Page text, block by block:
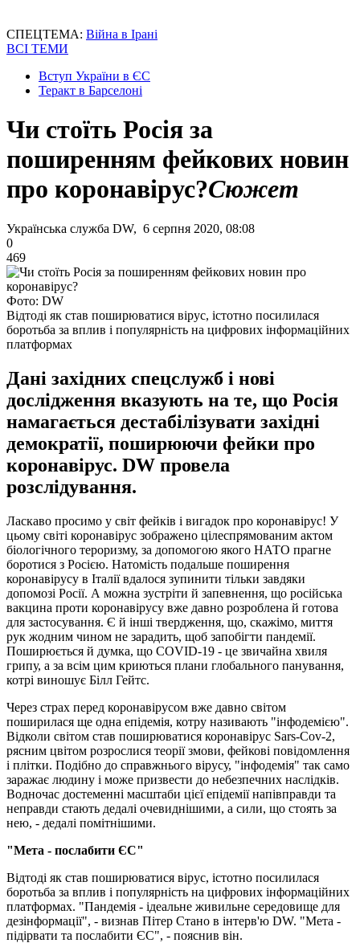
СПЕЦТЕМА: Війна в Ірані
ВСІ ТЕМИ
Вступ України в ЄС
Теракт в Барселоні
Чи стоїть Росія за
поширенням фейкових новин
про коронавірус?Сюжет
Українська служба DW, 6 серпня 2020, 08:08
0
469
Фото: DW
Відтоді як став поширюватися вірус, істотно посилилася
боротьба за вплив і популярність на цифрових інформаційних
платформах
Дані західних спецслужб і нові
дослідження вказують на те, що Росія
намагається дестабілізувати західні
демократії, поширюючи фейки про
коронавірус. DW провела
розслідування.
Ласкаво просимо у світ фейків і вигадок про коронавірус! У
цьому світі коронавірус зображено цілеспрямованим актом
біологічного тероризму, за допомогою якого НАТО прагне
боротися з Росією. Натомість подальше поширення
коронавірусу в Італії вдалося зупинити тільки завдяки
допомозі Росії. А можна зустріти й запевнення, що російська
вакцина проти коронавірусу вже давно розроблена й готова
для застосування. Є й інші твердження, що, скажімо, миття
рук жодним чином не зарадить, щоб запобігти пандемії.
Поширюється й думка, що COVID-19 - це звичайна хвиля
грипу, а за всім цим криються плани глобального панування,
котрі виношує Білл Гейтс.
Через страх перед коронавірусом вже давно світом
поширилася ще одна епідемія, котру називають "інфодемією".
Відколи світом став поширюватися коронавірус Sars-Cov-2,
рясним цвітом розрослися теорії змови, фейкові повідомлення
і плітки. Подібно до справжнього вірусу, "інфодемія" так само
заражає людину і може призвести до небезпечних наслідків.
Водночас достеменні масштаби цієї епідемії напівправди та
неправди стають дедалі очевиднішими, а сили, що стоять за
нею, - дедалі помітнішими.
"Мета - послабити ЄС"
Відтоді як став поширюватися вірус, істотно посилилася
боротьба за вплив і популярність на цифрових інформаційних
платформах. "Пандемія - ідеальне живильне середовище для
дезінформації", - визнав Пітер Стано в інтерв'ю DW. "Мета -
підірвати та послабити ЄС", - пояснив він.